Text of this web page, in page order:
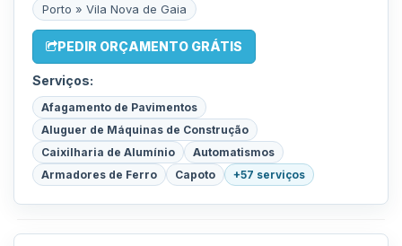
Porto » Vila Nova de Gaia
PEDIR ORÇAMENTO GRÁTIS
Serviços:
Afagamento de Pavimentos
Aluguer de Máquinas de Construção
Caixilharia de Alumínio
Automatismos
Armadores de Ferro
Capoto +57 serviços